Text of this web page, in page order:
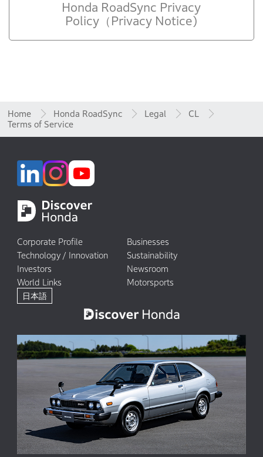
Honda RoadSync Privacy
Policy（Privacy Notice)
Home Honda RoadSync Legal
CL
Terms of Service
Corporate Profile
Businesses
Technology / Innovation
Sustainability
Investors
Newsroom
World Links
Motorsports
日本語